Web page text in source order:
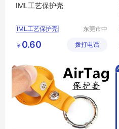
IML工艺保护壳
IML工艺保护壳
苹果手机个性保护壳
东莞市中
胶电子有
￥ 0.60 拨打电话